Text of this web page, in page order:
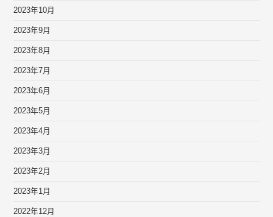
2023年10月
2023年9月
2023年8月
2023年7月
2023年6月
2023年5月
2023年4月
2023年3月
2023年2月
2023年1月
2022年12月